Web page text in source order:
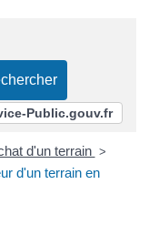
Public.gouv.fr
d'un terrain >
d'un terrain en